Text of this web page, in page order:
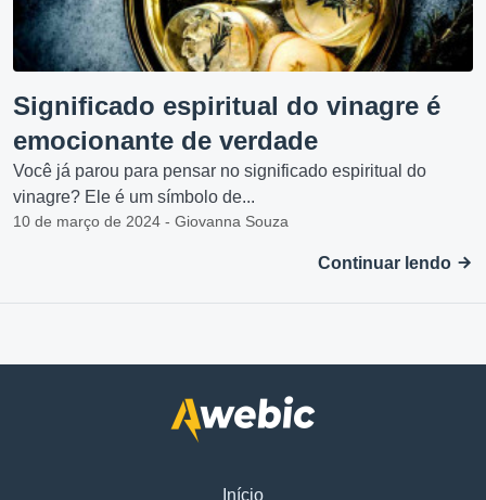
Significado espiritual do vinagre é
emocionante de verdade
Você já parou para pensar no significado espiritual do
vinagre? Ele é um símbolo de...
10 de março de 2024 - Giovanna Souza
Continuar lendo
Início